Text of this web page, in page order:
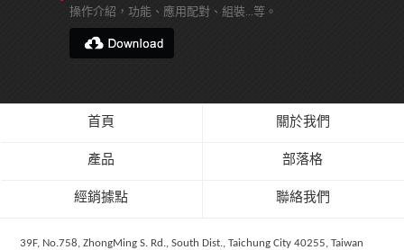
操作介紹，功能、應用配對、組裝...等。
首頁 關於我們
產品 部落格
經銷據點 聯絡我們
39F, No.758, ZhongMing S. Rd., South Dist., Taichung City 40255, Taiwan